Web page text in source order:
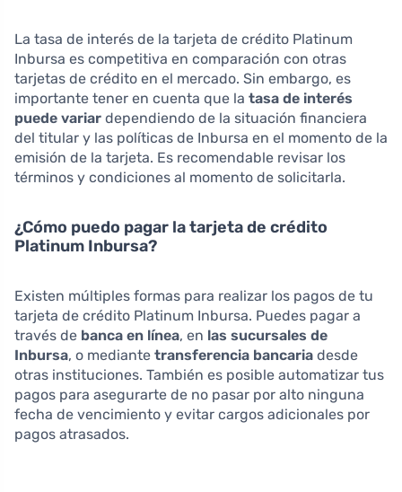
La tasa de interés de la tarjeta de crédito Platinum
Inbursa es competitiva en comparación con otras
tarjetas de crédito en el mercado. Sin embargo, es
importante tener en cuenta que la tasa de interés
puede variar dependiendo de la situación financiera
del titular y las políticas de Inbursa en el momento de la
emisión de la tarjeta. Es recomendable revisar los
términos y condiciones al momento de solicitarla.
¿Cómo puedo pagar la tarjeta de crédito
Platinum Inbursa?
Existen múltiples formas para realizar los pagos de tu
tarjeta de crédito Platinum Inbursa. Puedes pagar a
través de banca en línea, en las sucursales de
Inbursa, o mediante transferencia bancaria desde
otras instituciones. También es posible automatizar tus
pagos para asegurarte de no pasar por alto ninguna
fecha de vencimiento y evitar cargos adicionales por
pagos atrasados.